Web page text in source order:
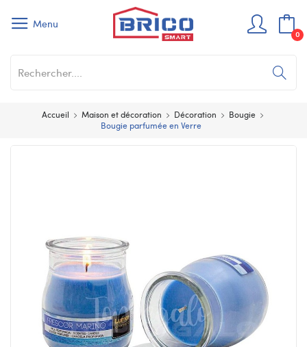
Menu
0
Accueil Maison et décoration Décoration
Bougie
Bougie parfumée en Verre